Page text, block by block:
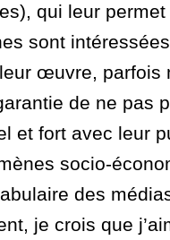
qui leur
sont
œuvre, parfois
de ne pas
et fort avec leur
socio-
des
je crois que